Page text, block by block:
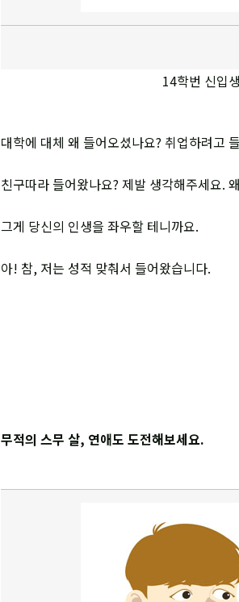
14학번 신입
대학에 대체 왜 들어오셨나요? 취업하려고
친구따라 들어왔나요? 제발 생각해주세요.
그게 당신의 인생을 좌우할 테니까요.
아! 참, 저는 성적 맞춰서 들어왔습니다.
무적의 스무 살, 연애도 도전해보세요.